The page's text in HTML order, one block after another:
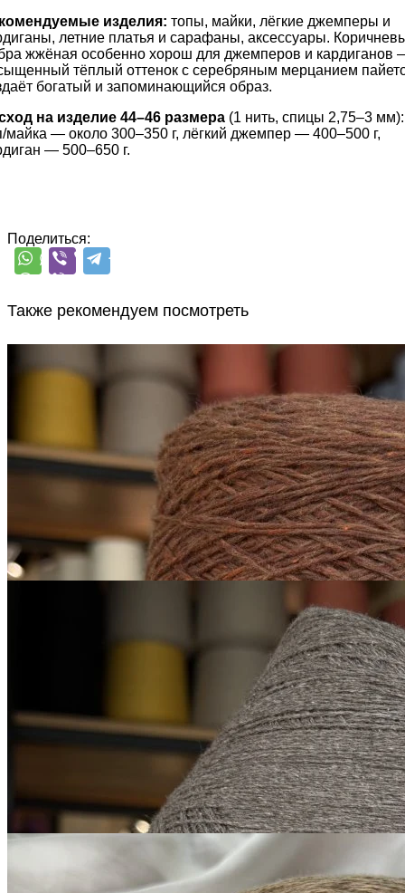
изделия: топы, майки, лёгкие джемперы и
летние платья и сарафаны, аксессуары.
жжёная особенно хорош для джемперов и кардиганов
тёплый оттенок с серебряным мерцанием
богатый и запоминающийся образ.
на изделие 44–46 размера (1 нить, спицы 2,75–3 мм):
майка — около 300–350 г, лёгкий джемпер — 400–500 г,
— 500–650 г.
Поделиться:
Также рекомендуем посмотреть
В наличии 6010 гр
Scotland
меринос 100%
450 м/100 гкоричневый, умбра жженая
650₽
за 100 г
Купить
як 50%, кашемир 15%, шёлк 20%,
серо-коричневый
1 900₽
Купить
G&G Filati
Millefili